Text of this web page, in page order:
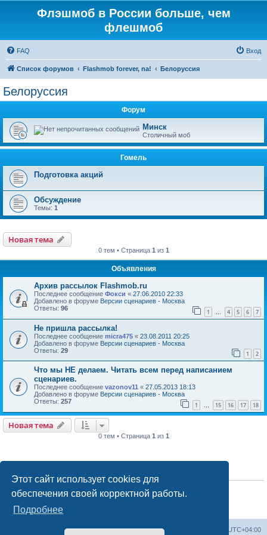
Этот сайт использует cookies для
обеспечения своей корректной работы.
Подробнее
Флэшмоб в России больше, чем
флешмоб
FAQ Вход
Список форумов Flashmob forever, na! Белоруссия
Белоруссия
Форум
Минск
Столичный моб
Гомель
Подготовка акций
Обсуждение
Темы: 1
Новая тема
0 тем • Страница 1 из 1
Объявления
Архив рассылок Flashmob.ru
Последнее сообщение Фокси « 27.06.2010 22:33
Добавлено в форуме Версии сценариев - Москва
Ответы: 96 1 … 4 5 6 7
Не пришла рассылка!
Последнее сообщение micra475 « 23.08.2011 20:25
Добавлено в форуме Версии сценариев - Москва
Ответы: 29 1 2
Что мы НЕ делаем. Читать всем перед написанием
сценариев.
Последнее сообщение vazonov11 « 27.05.2013 18:13
Добавлено в форуме Версии сценариев - Москва
Ответы: 257 1 … 15 16 17 18
Новая тема
0 тем • Страница 1 из 1
ПРАВА ДОСТУПА
начинать темы
Выне можетеотвечать на сообщения
не можетеудалять свои сообщения
Список форумов UTC+04:00
Удалить cookies